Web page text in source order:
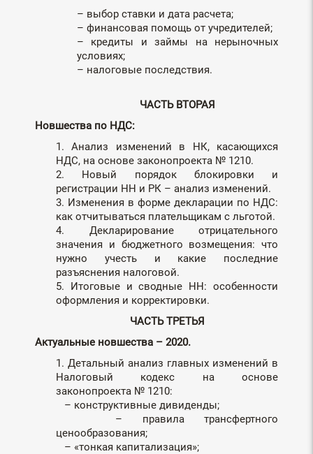
– выбор ставки и дата расчета;
– финансовая помощь от учредителей;
– кредиты и займы на нерыночных
условиях;
– налоговые последствия.
ЧАСТЬ ВТОРАЯ
Новшества по НДС:
1. Анализ изменений в НК, касающихся
НДС, на основе законопроекта № 1210.
2. Новый порядок блокировки и
регистрации НН и РК – анализ изменений.
3. Изменения в форме декларации по НДС:
как отчитываться плательщикам с льготой.
4. Декларирование отрицательного
значения и бюджетного возмещения: что
нужно учесть и какие последние
разъяснения налоговой.
5. Итоговые и сводные НН: особенности
оформления и корректировки.
ЧАСТЬ ТРЕТЬЯ
Актуальные новшества – 2020.
1. Детальный анализ главных изменений в
Налоговый кодекс на основе
законопроекта № 1210:
– конструктивные дивиденды;
– правила трансфертного
ценообразования;
– «тонкая капитализация»;